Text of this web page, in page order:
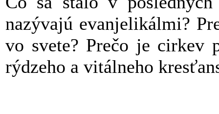
nazývajú evanjelikálmi?
vo svete? Prečo je cirkev
rýdzeho a vitálneho